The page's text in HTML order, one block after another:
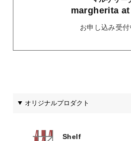
margherita
お申し込み受付
オリジナルプロダクト
Shelf